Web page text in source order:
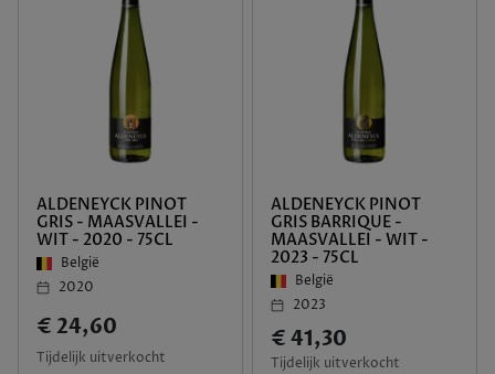
ALDENEYCK PINOT
GRIS - MAASVALLEI -
WIT - 2020 - 75CL
België
2020
€ 24,60
Tijdelijk uitverkocht
ALDENEYCK PINOT
GRIS BARRIQUE -
MAASVALLEI - WIT -
2023 - 75CL
België
2023
€ 41,30
Tijdelijk uitverkocht